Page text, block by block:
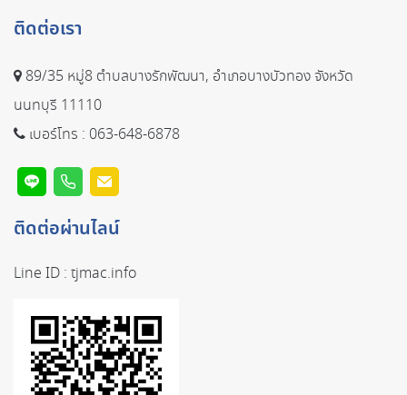
ติดต่อเรา
89/35 หมู่8 ตำบลบางรักพัฒนา, อำเภอบางบัวทอง จังหวัด
นนทบุรี 11110
เบอร์โทร : 063-648-6878
ติดต่อผ่านไลน์
Line ID : tjmac.info